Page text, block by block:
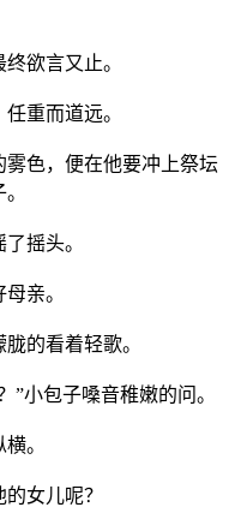
欲言又止。
重而道远。
色，便在他要冲上祭坛
摇头。
亲。
的看着轻歌。
”小包子嗓音稚嫩的问。
。
女儿呢？